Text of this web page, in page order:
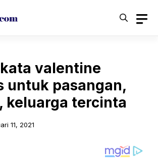
valentine
untuk pasangan,
keluarga tercinta
11, 2021